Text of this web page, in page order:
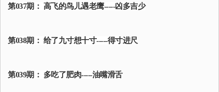
第037期： 高飞的鸟儿遇老鹰-----凶多吉少
第038期： 给了九寸想十寸-----得寸进尺
第039期： 多吃了肥肉-----油嘴滑舌